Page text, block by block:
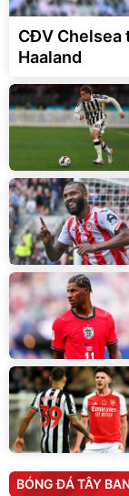
CĐV Chelsea
Haaland
BÓNG ĐÁ TÂY